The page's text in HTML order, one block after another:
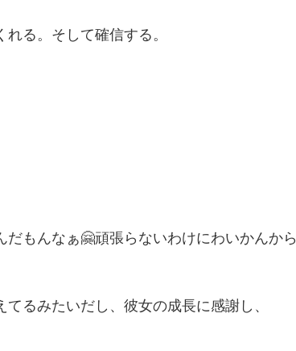
る。そして確信する。
もんなぁ🤗頑張らないわけにわいかんから
るみたいだし、彼女の成長に感謝し、